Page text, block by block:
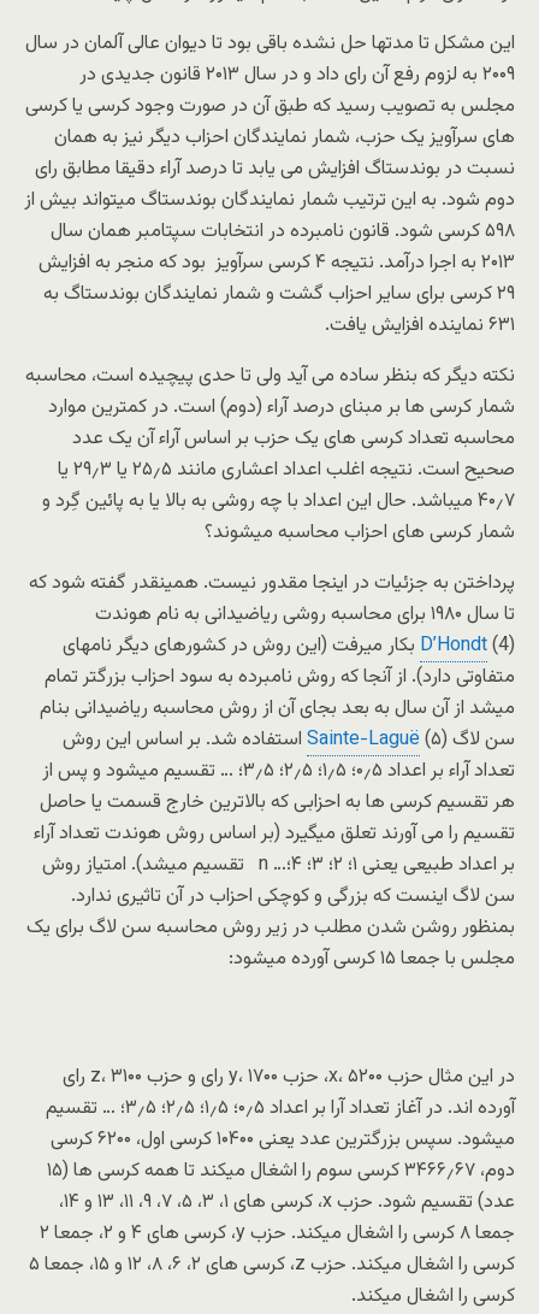
این مشکل تا مدتها حل نشده باقی بود تا دیوان عالی آلمان در سال
۲۰۰۹ به لزوم رفع آن رای داد و در سال ۲۰۱۳ قانون جدیدی در
مجلس به تصویب رسید که طبق آن در صورت وجود کرسی یا کرسی
های سرآویز یک حزب، شمار نمایندگان احزاب دیگر نیز به همان
نسبت در بوندستاگ افزایش می یابد تا درصد آراء دقیقا مطابق رای
دوم شود. به این ترتیب شمار نمایندگان بوندستاگ میتواند بیش از
۵۹۸ کرسی شود. قانون نامبرده در انتخابات سپتامبر همان سال
۲۰۱۳ به اجرا درآمد. نتیجه ۴ کرسی سرآویز بود که منجر به افزایش
۲۹ کرسی برای سایر احزاب گشت و شمار نمایندگان بوندستاگ به
۶۳۱ نماینده افزایش یافت.
نکته دیگر که بنظر ساده می آید ولی تا حدی پیچیده است، محاسبه
شمار کرسی ها بر مبنای درصد آراء (دوم) است. در کمترین موارد
محاسبه تعداد کرسی های یک حزب بر اساس آراء آن یک عدد
صحیح است. نتیجه اغلب اعداد اعشاری مانند ۲۵٫۵ یا ۲۹٫۳ یا
۴۰٫۷ میباشد. حال این اعداد با چه روشی به بالا یا به پائین گِرد و
شمار کرسی های احزاب محاسبه میشوند؟
پرداختن به جزئیات در اینجا مقدور نیست. همینقدر گفته شود که
تا سال ۱۹۸۰ برای محاسبه روشی ریاضیدانی به نام هوندت
D’Hondt (4) بکار میرفت (این روش در کشورهای دیگر نامهای
متفاوتی دارد). از آنجا که روش نامبرده به سود احزاب بزرگتر تمام
میشد از آن سال به بعد بجای آن از روش محاسبه ریاضیدانی بنام
سن لاگ
Sainte-Laguë (۵) استفاده شد. بر اساس این روش
تعداد آراء بر اعداد ۰٫۵؛ ۱٫۵؛ ۲٫۵؛ ۳٫۵؛ … تقسیم میشود و پس از
هر تقسیم کرسی ها به احزابی که بالاترین خارج قسمت یا حاصل
تقسیم را می آورند تعلق میگیرد (بر اساس روش هوندت تعداد آراء
بر اعداد طبیعی یعنی ۱؛ ۲؛ ۳؛ ۴؛… n تقسیم میشد). امتیاز روش
سن لاگ اینست که بزرگی و کوچکی احزاب در آن تاثیری ندارد.
بمنظور روشن شدن مطلب در زیر روش محاسبه سن لاگ برای یک
مجلس با جمعا ۱۵ کرسی آورده میشود:
در این مثال حزب x، ۵۲۰۰، حزب y، ۱۷۰۰ رای و حزب z، ۳۱۰۰ رای
آورده اند. در آغاز تعداد آرا بر اعداد ۰٫۵؛ ۱٫۵؛ ۲٫۵؛ ۳٫۵؛ … تقسیم
میشود. سپس بزرگترین عدد یعنی ۱۰۴۰۰ کرسی اول، ۶۲۰۰ کرسی
دوم، ۳۴۶۶٫۶۷ کرسی سوم را اشغال میکند تا همه کرسی ها (۱۵
عدد) تقسیم شود. حزب x، کرسی های ۱، ۳، ۵، ۷، ۹، ۱۱، ۱۳ و ۱۴،
جمعا ۸ کرسی را اشغال میکند. حزب y، کرسی های ۴ و ۲، جمعا ۲
کرسی را اشغال میکند. حزب z، کرسی های ۲، ۶، ۸، ۱۲ و ۱۵، جمعا ۵
کرسی را اشغال میکند.